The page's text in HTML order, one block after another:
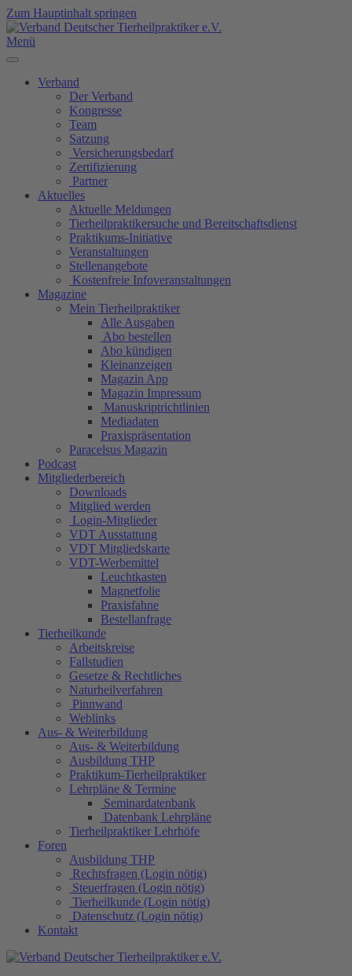
Zum Hauptinhalt springen
Menü
Verband
Der Verband
Kongresse
Team
Satzung
Versicherungsbedarf
Zertifizierung
Partner
Aktuelles
Aktuelle Meldungen
Tierheilpraktikersuche und Bereitschaftsdienst
Praktikums-Initiative
Veranstaltungen
Stellenangebote
Kostenfreie Infoveranstaltungen
Magazine
Mein Tierheilpraktiker
Alle Ausgaben
Abo bestellen
Abo kündigen
Kleinanzeigen
Magazin App
Magazin Impressum
Manuskriptrichtlinien
Mediadaten
Praxispräsentation
Paracelsus Magazin
Podcast
Mitgliederbereich
Downloads
Mitglied werden
Login-Mitglieder
VDT Ausstattung
VDT Mitgliedskarte
VDT-Werbemittel
Leuchtkasten
Magnetfolie
Praxisfahne
Bestellanfrage
Tierheilkunde
Arbeitskreise
Fallstudien
Gesetze & Rechtliches
Naturheilverfahren
Pinnwand
Weblinks
Aus- & Weiterbildung
Aus- & Weiterbildung
Ausbildung THP
Praktikum-Tierheilpraktiker
Lehrpläne & Termine
Seminardatenbank
Datenbank Lehrpläne
Tierheilpraktiker Lehrhöfe
Foren
Ausbildung THP
Rechtsfragen (Login nötig)
Steuerfragen (Login nötig)
Tierheilkunde (Login nötig)
Datenschutz (Login nötig)
Kontakt